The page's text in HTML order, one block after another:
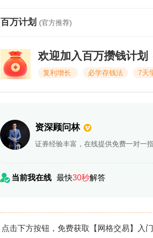
百万计划 (官方推荐)
欢迎加入百万攒钱计划
复利增长 必学存钱法 7天
资深顾问林
证券经验丰富，在线提供免费一对一
当前我在线 最快30秒解答
点击下方按钮，免费获取【网格交易】入